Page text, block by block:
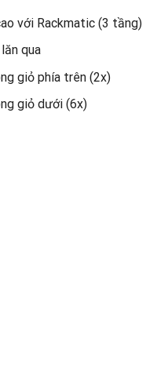
với Rackmatic (3 tầng)
qua
giỏ phía trên (2x)
giỏ dưới (6x)